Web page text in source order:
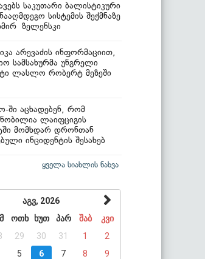
საკუთარი ბალისტიკური
სისტემის შექმნაზე
ზელენსკი
არევაძის ინფორმაციით,
სამსახურმა უნგრელი
ლასლო რობერტ მეზეში
ში აცხადებენ, რომ
ლაიფციგის
მომხდარ დრონთან
ინციდენტის შესახებ
ყველა სიახლის ნახვა
აგვ, 2026
ოთხ ხუთ პარ შაბ
კვი
29 30 31 1
2
5 6 7 8
9